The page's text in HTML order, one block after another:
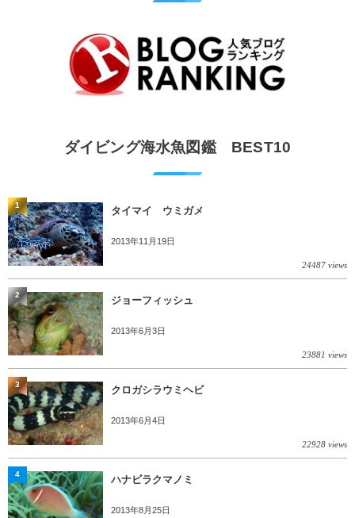
ダイビング海水魚図鑑 BEST10
タイマイ ウミガメ
2013年11月19日
24487 views
1
ジョーフィッシュ
2013年6月3日
23881 views
2
クロガシラウミヘビ
2013年6月4日
22928 views
3
ハナビラクマノミ
2013年8月25日
4